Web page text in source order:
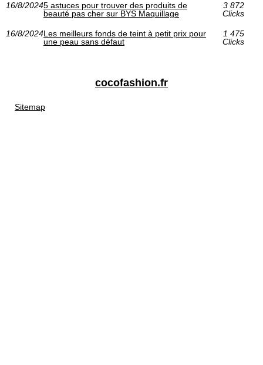
16/8/20245 astuces pour trouver des produits de
beauté pas cher sur BYS Maquillage
3 872
Clicks
16/8/2024Les meilleurs fonds de teint à petit prix pour
une peau sans défaut
1 475
Clicks
cocofashion.fr
Sitemap